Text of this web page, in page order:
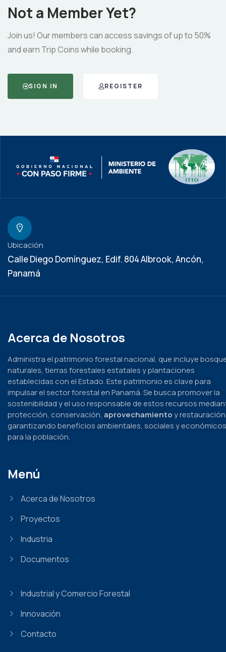
Not a Member Yet?
Join us! Our members can access savings of up to 50%
and earn Trip Coins while booking.
SIGN IN REGISTER
Ubicación
Calle Diego Domínguez, Edif. 804 Albrook, Ancón,
Panamá
Acerca de Nosotros
Administra el patrimonio forestal nacional, que incluye
naturales, tierras forestales estatales y plantaciones
establecidas con el Estado. Este patrimonio es clave para
impulsar el sector forestal en Panamá. Se busca promover la
sostenibilidad y el uso responsable de estos recursos
protección, conservación, aprovechamientoy
garantizando beneficios ambientales, sociales y económicos
para la población.
Menú
Acerca de Nosotros
Proyectos
Industria
Documentos
Industrial y Comercio Forestal
Innovación
Contacto